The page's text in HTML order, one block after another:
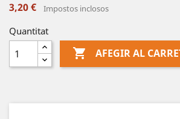
3,20 € Impostos inclosos
Quantitat
 AFEGIR AL